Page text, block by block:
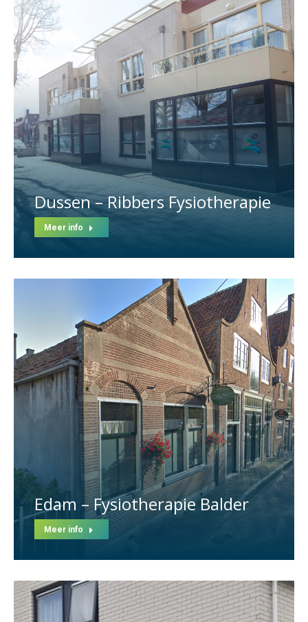
Dussen – Ribbers Fysiotherapie
Meer info
Edam – Fysiotherapie Balder
Meer info